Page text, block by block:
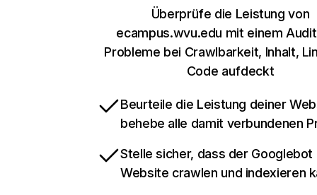
Überprüfe die Leistung von
ecampus.wvu.edu mit einem
Probleme bei Crawlbarkeit, Inhalt,
Code aufdeckt
Beurteile die Leistung deiner
behebe alle damit verbundenen
Stelle sicher, dass der Googlebot
Website crawlen und indexieren